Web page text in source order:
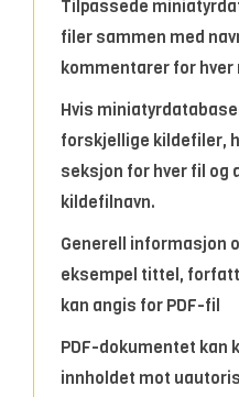
Tilpassede
filer sammen med
kommentarer for
Hvis
forskjellige kildefiler,
seksjon for hver fil og
kildefilnavn.
Generell informasjon
eksempel tittel,
kan angis for PDF-fil
PDF-dokumentet kan
innholdet mot